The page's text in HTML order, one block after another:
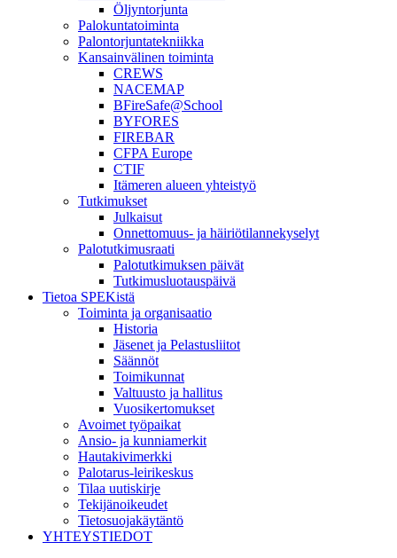
Öljyntorjunta
Palokuntatoiminta
Palontorjuntatekniikka
Kansainvälinen toiminta
CREWS
NACEMAP
BFireSafe@School
BYFORES
FIREBAR
CFPA Europe
CTIF
Itämeren alueen yhteistyö
Tutkimukset
Julkaisut
Onnettomuus- ja häiriötilannekyselyt
Palotutkimusraati
Palotutkimuksen päivät
Tutkimusluotauspäivä
Tietoa SPEKistä
Toiminta ja organisaatio
Historia
Jäsenet ja Pelastusliitot
Säännöt
Toimikunnat
Valtuusto ja hallitus
Vuosikertomukset
Avoimet työpaikat
Ansio- ja kunniamerkit
Hautakivimerkki
Palotarus-leirikeskus
Tilaa uutiskirje
Tekijänoikeudet
Tietosuojakäytäntö
YHTEYSTIEDOT